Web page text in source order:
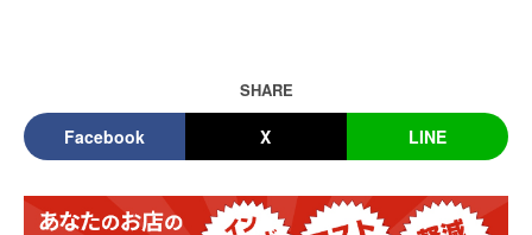
SHARE
Facebook X LINE